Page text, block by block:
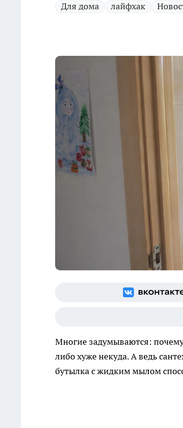
Для дома лайфхак
Многие задумываются:
либо хуже некуда. А ведь
бутылка с жидким мылом